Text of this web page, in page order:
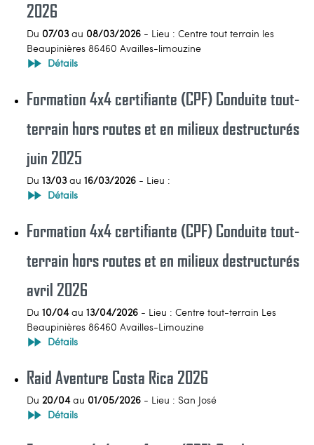
2026
Du 07/03au 08/03/2026 - Lieu : Centre tout terrain les
Beaupinières 86460 Availles-limouzine
Détails
Formation 4x4 certifiante (CPF) Conduite tout-
terrain hors routes et en milieux destructurés
juin 2025
Du 13/03au 16/03/2026 - Lieu :
Détails
Formation 4x4 certifiante (CPF) Conduite tout-
terrain hors routes et en milieux destructurés
avril 2026
Du 10/04au 13/04/2026 - Lieu : Centre tout-terrain Les
Beaupinières 86460 Availles-Limouzine
Détails
Raid Aventure Costa Rica 2026
Du 20/04au 01/05/2026 - Lieu : San José
Détails